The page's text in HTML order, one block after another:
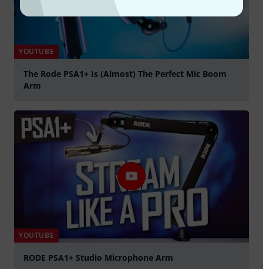
YOUTUBE
The Rode PSA1+ Is (Almost) The Perfect Mic Boom
Arm
YOUTUBE
RODE PSA1+ Studio Microphone Arm